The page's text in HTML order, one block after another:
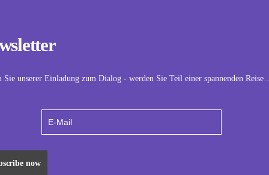
Sie unserer Einladung zum Dialog - werden Sie Teil einer spannenden